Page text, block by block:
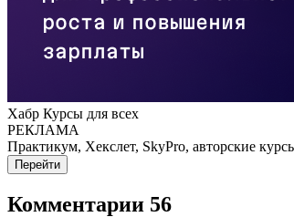
Хабр Курсы для всех
РЕКЛАМА
Практикум, Хекслет, SkyPro, авторские
Перейти
Комментарии 56